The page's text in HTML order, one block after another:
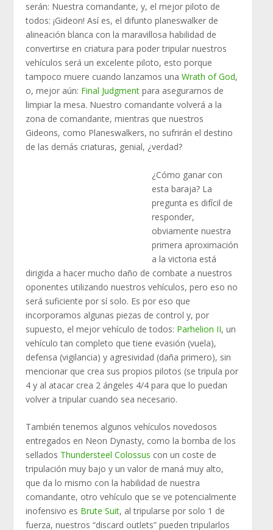
serán: Nuestra comandante, y, el mejor piloto de
todos: ¡Gideon! Así es, el difunto planeswalker de
alineación blanca con la maravillosa habilidad de
convertirse en criatura para poder tripular nuestros
vehículos será un excelente piloto, esto porque
tampoco muere cuando lanzamos unaWrath of God,
o, mejor aún: Final Judgment para asegurarnos de
limpiar la mesa. Nuestro comandante volverá a la
zona de comandante, mientras que nuestros
Gideons, como Planeswalkers, no sufrirán el destino
de las demás criaturas, genial, ¿verdad?
¿Cómo ganar con
esta baraja? La
pregunta es difícil de
responder,
obviamente nuestra
primera aproximación
a la victoria está
dirigida a hacer mucho daño de combate a nuestros
oponentes utilizando nuestros vehículos, pero eso no
será suficiente por sí solo. Es por eso que
incorporamos algunas piezas de control y, por
supuesto, el mejor vehículo de todos: Parhelion II, un
vehículo tan completo que tiene evasión (vuela),
defensa (vigilancia) y agresividad (daña primero), sin
mencionar que crea sus propios pilotos (se tripula por
4 y al atacar crea 2 ángeles 4/4 para que lo puedan
volver a tripular cuando sea necesario.
También tenemos algunos vehículos novedosos
entregados en Neon Dynasty, como la bomba de los
sellados Thundersteel Colossus con un coste de
tripulación muy bajo y un valor de maná muy alto,
que da lo mismo con la habilidad de nuestra
comandante, otro vehículo que se ve potencialmente
inofensivo es Brute Suit, al tripularse por solo 1 de
fuerza, nuestros “discard outlets” pueden tripularlos